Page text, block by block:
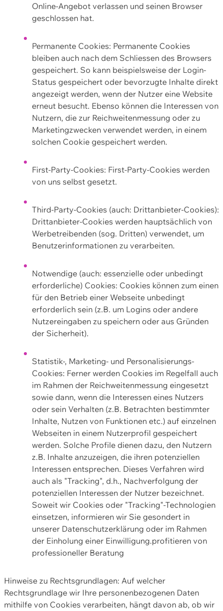
Online-Angebot verlassen und seinen Browser
geschlossen hat.
Permanente Cookies: Permanente Cookies
bleiben auch nach dem Schliessen des Browsers
gespeichert. So kann beispielsweise der Login-
Status gespeichert oder bevorzugte Inhalte direkt
angezeigt werden, wenn der Nutzer eine Website
erneut besucht. Ebenso können die Interessen von
Nutzern, die zur Reichweitenmessung oder zu
Marketingzwecken verwendet werden, in einem
solchen Cookie gespeichert werden.
First-Party-Cookies: First-Party-Cookies werden
von uns selbst gesetzt.
Third-Party-Cookies (auch: Drittanbieter-Cookies):
Drittanbieter-Cookies werden hauptsächlich von
Werbetreibenden (sog. Dritten) verwendet, um
Benutzerinformationen zu verarbeiten.
Notwendige (auch: essenzielle oder unbedingt
erforderliche) Cookies: Cookies können zum einen
für den Betrieb einer Webseite unbedingt
erforderlich sein (z.B. um Logins oder andere
Nutzereingaben zu speichern oder aus Gründen
der Sicherheit).
Statistik-, Marketing- und Personalisierungs-
Cookies: Ferner werden Cookies im Regelfall auch
im Rahmen der Reichweitenmessung eingesetzt
sowie dann, wenn die Interessen eines Nutzers
oder sein Verhalten (z.B. Betrachten bestimmter
Inhalte, Nutzen von Funktionen etc.) auf einzelnen
Webseiten in einem Nutzerprofil gespeichert
werden. Solche Profile dienen dazu, den Nutzern
z.B. Inhalte anzuzeigen, die ihren potenziellen
Interessen entsprechen. Dieses Verfahren wird
auch als "Tracking", d.h., Nachverfolgung der
potenziellen Interessen der Nutzer bezeichnet.
Soweit wir Cookies oder "Tracking"-Technologien
einsetzen, informieren wir Sie gesondert in
unserer Datenschutzerklärung oder im Rahmen
der Einholung einer Einwilligung.profitieren von
professioneller Beratung
Hinweise zu Rechtsgrundlagen: Auf welcher
Rechtsgrundlage wir Ihre personenbezogenen Daten
mithilfe von Cookies verarbeiten, hängt davon ab, ob wir